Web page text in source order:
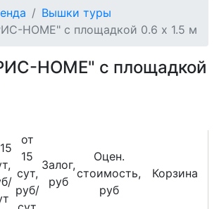
Вышки туры
HOME" с площадкой 0.6 х 1.5 м
HOME" с площадкой
от
15
сут,
руб/
Залог,
руб
Оцен.
стоимость,
руб
Корзина